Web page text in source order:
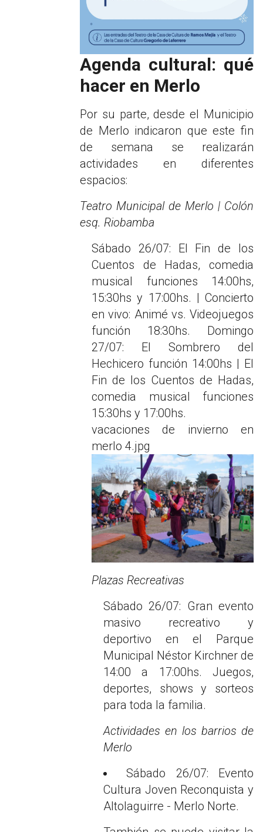
Agenda cultural: qué
hacer en Merlo
Por su parte, desde el Municipio
de Merlo indicaron que este fin
de semana se realizarán
actividades en diferentes
espacios:
Teatro Municipal de Merlo | Colón
esq. Riobamba
Sábado 26/07: El Fin de los
Cuentos de Hadas, comedia
musical funciones 14:00hs,
15:30hs y 17:00hs. | Concierto
en vivo: Animé vs. Videojuegos
función 18:30hs. Domingo
27/07: El Sombrero del
Hechicero función 14:00hs | El
Fin de los Cuentos de Hadas,
comedia musical funciones
15:30hs y 17:00hs.
vacaciones de invierno en
merlo 4.jpg
Plazas Recreativas
Sábado 26/07: Gran evento
masivo recreativo y
deportivo en el Parque
Municipal Néstor Kirchner de
14:00 a 17:00hs. Juegos,
deportes, shows y sorteos
para toda la familia.
Actividades en los barrios de
Merlo
Sábado 26/07: Evento
Cultura Joven Reconquista y
Altolaguirre - Merlo Norte.